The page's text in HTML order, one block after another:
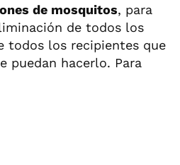
de mosquitos, para
de todos los
todos los recipientes que
puedan hacerlo. Para